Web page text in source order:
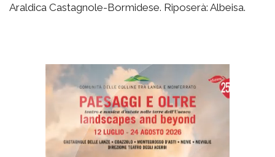
Araldica Castagnole-Bormidese. Riposerà: Albeisa.